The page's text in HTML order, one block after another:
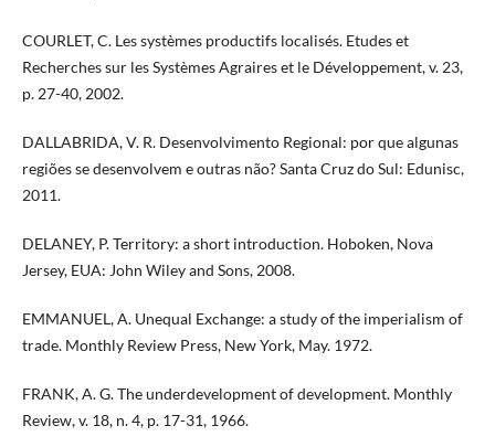
COURLET, C. Les systèmes productifs localisés. Etudes et
Recherches sur les Systèmes Agraires et le Développement, v. 23,
p. 27-40, 2002.
DALLABRIDA, V. R. Desenvolvimento Regional: por que algunas
regiões se desenvolvem e outras não? Santa Cruz do Sul: Edunisc,
2011.
DELANEY, P. Territory: a short introduction. Hoboken, Nova
Jersey, EUA: John Wiley and Sons, 2008.
EMMANUEL, A. Unequal Exchange: a study of the imperialism of
trade. Monthly Review Press, New York, May. 1972.
FRANK, A. G. The underdevelopment of development. Monthly
Review, v. 18, n. 4, p. 17-31, 1966.